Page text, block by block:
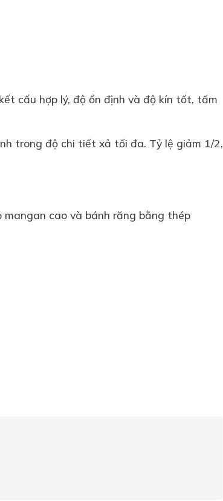
cấu hợp lý, độ ổn định và độ kín tốt, tấm
trong độ chi tiết xả tối đa. Tỷ lệ giảm 1/2,
cao và bánh răng bằng thép